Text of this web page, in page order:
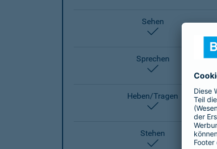
Sehen
enthalten
Sprechen
enthalten
Heben/Tragen
enthalten
Stehen
enthalten